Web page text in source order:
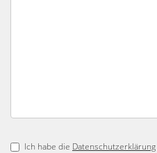
Ich habe die Datenschutzerklärung